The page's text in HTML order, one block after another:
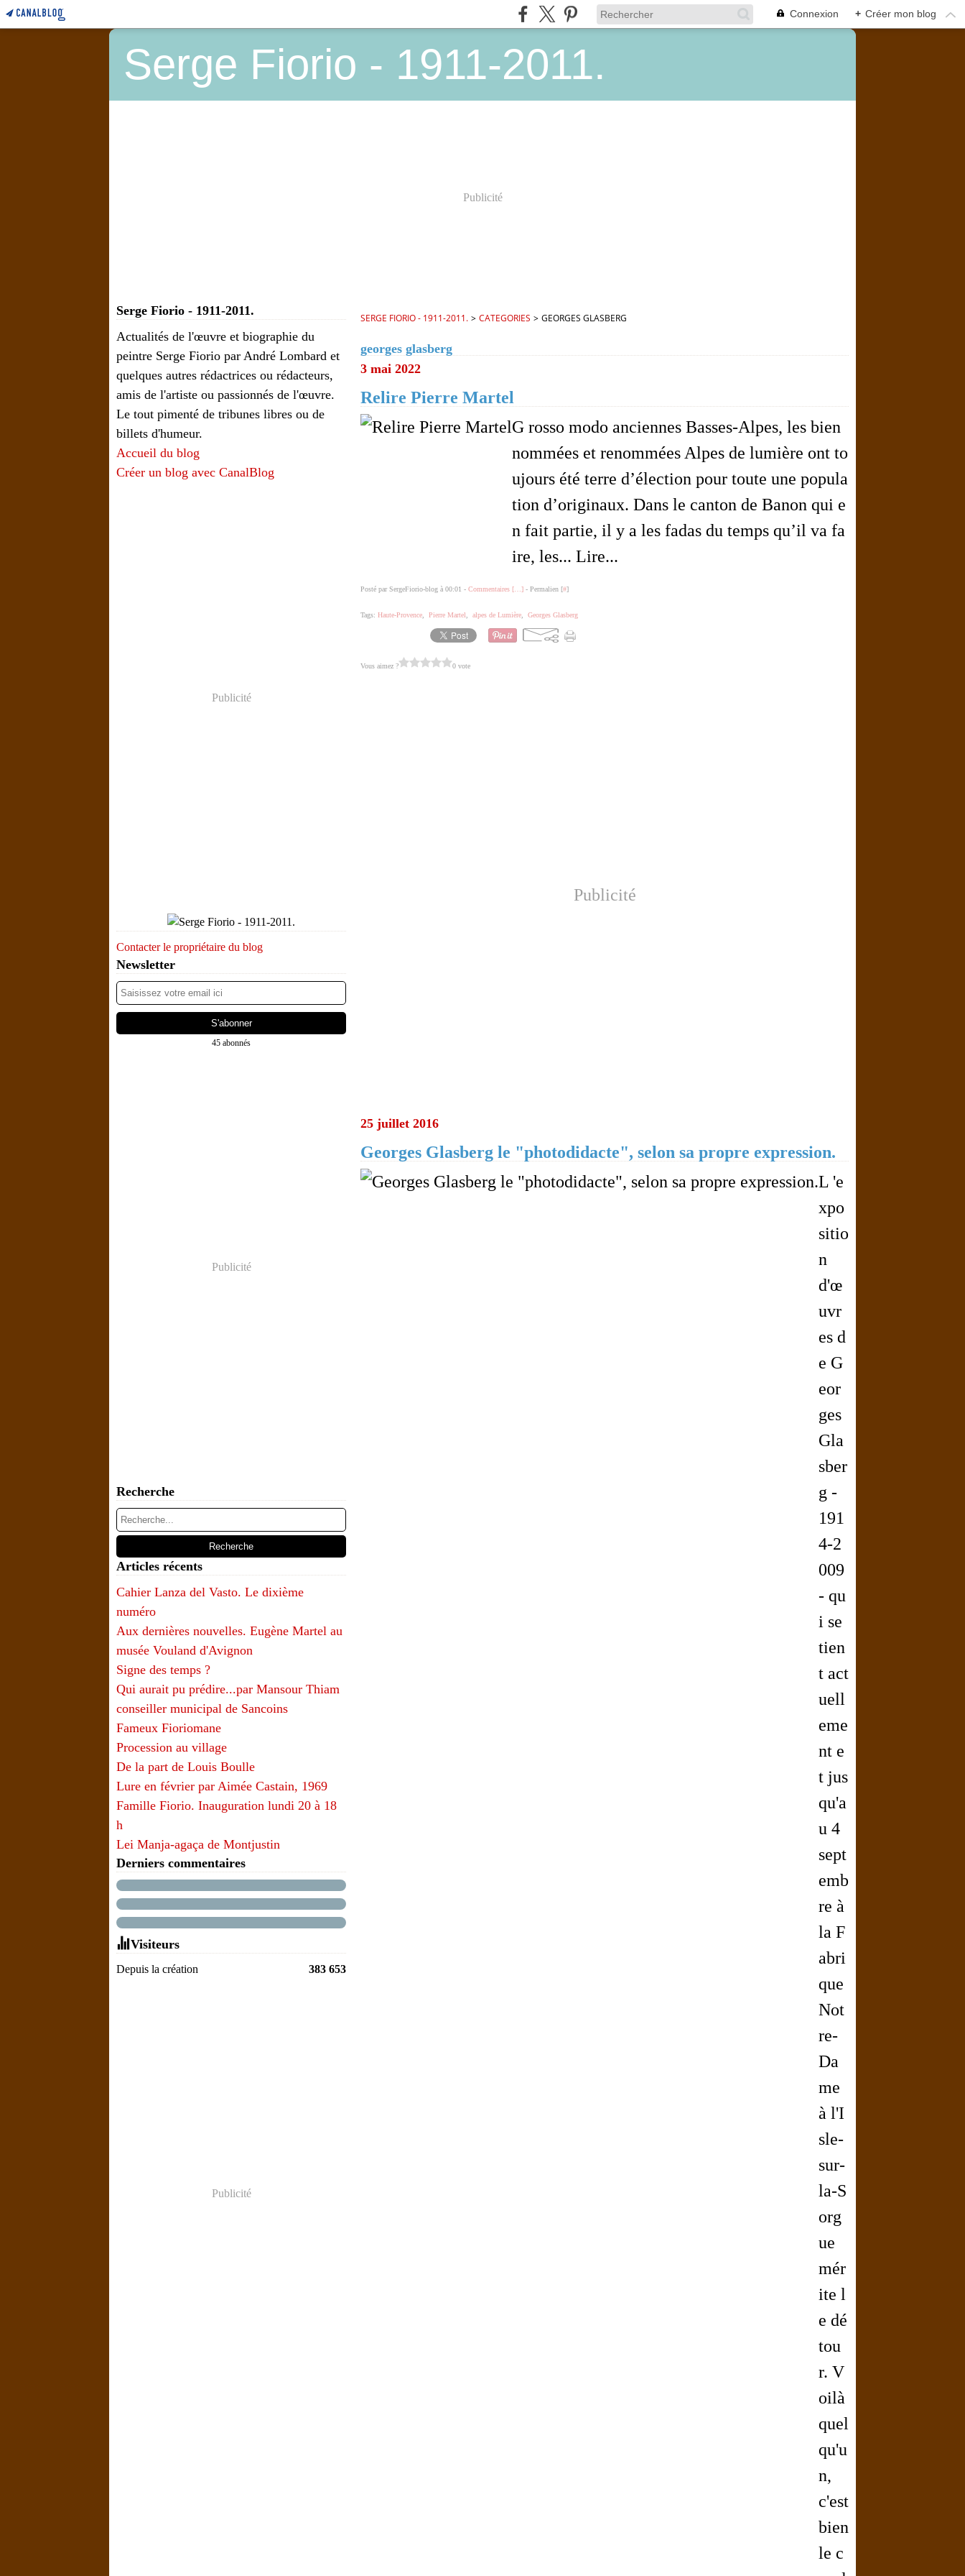
Connexion + Créer mon blog
Serge Fiorio - 1911-2011.
Publicité
Serge Fiorio - 1911-2011.
Actualités de l'œuvre et biographie du
peintre Serge Fiorio par André Lombard et
quelques autres rédactrices ou rédacteurs,
amis de l'artiste ou passionnés de l'œuvre.
Le tout pimenté de tribunes libres ou de
billets d'humeur.
Accueil du blog
Créer un blog avec CanalBlog
Publicité
Contacter le propriétaire du blog
Newsletter
45 abonnés
Publicité
Recherche
Articles récents
Cahier Lanza del Vasto. Le dixième
numéro
Aux dernières nouvelles. Eugène Martel au
musée Vouland d'Avignon
Signe des temps ?
Qui aurait pu prédire...par Mansour Thiam
conseiller municipal de Sancoins
Fameux Fioriomane
Procession au village
De la part de Louis Boulle
Lure en février par Aimée Castain, 1969
Famille Fiorio. Inauguration lundi 20 à 18
h
Lei Manja-agaça de Montjustin
Derniers commentaires
Visiteurs
Depuis la création 383 653
Publicité
SERGE FIORIO - 1911-2011. > CATEGORIES > GEORGES GLASBERG
georges glasberg
3 mai 2022
Relire Pierre Martel
G rosso modo anciennes Basses-Alpes, les bien
nommées et renommées Alpes de lumière ont to
ujours été terre d’élection pour toute une popula
tion d’originaux. Dans le canton de Banon qui e
n fait partie, il y a les fadas du temps qu’il va fa
ire, les... Lire...
Posté par SergeFiorio-blog à 00:01 - Commentaires [ ] - Permalien [#]
Tags: Haute-Provence Pierre Martel alpes de Lumière Georges Glasberg
Vous aimez ? 0 vote
Publicité
25 juillet 2016
Georges Glasberg le "photodidacte", selon sa propre expression.
L 'e
xpo
sitio
n
d'œ
uvr
es d
e G
eor
ges
Gla
sber
g -
191
4-2
009
- qu
i se
tien
t act
uell
eme
nt e
t jus
qu'a
u 4
sept
emb
re à
la F
abri
que
Not
re-
Da
me
à l'I
sle-
sur-
la-S
org
ue
mér
ite l
e dé
tou
r. V
oilà
quel
qu'u
n,
c'est
bien
le c